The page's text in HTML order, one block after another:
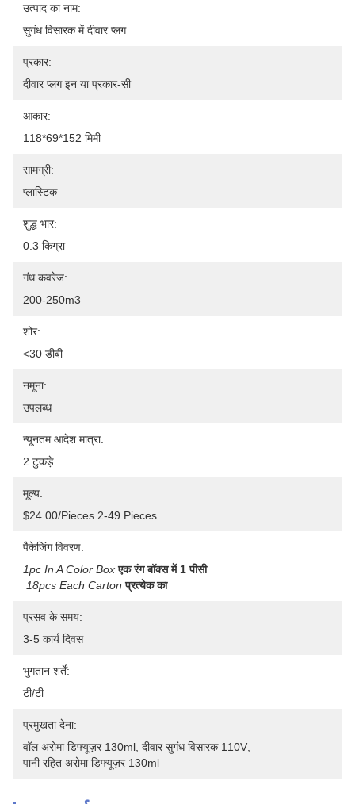
उत्पाद का नाम:
सुगंध विसारक में दीवार प्लग
प्रकार:
दीवार प्लग इन या प्रकार-सी
आकार:
118*69*152 मिमी
सामग्री:
प्लास्टिक
शुद्ध भार:
0.3 किग्रा
गंध कवरेज:
200-250m3
शोर:
<30 डीबी
नमूना:
उपलब्ध
न्यूनतम आदेश मात्रा:
2 टुकड़े
मूल्य:
$24.00/pieces 2-49 Pieces
पैकेजिंग विवरण:
1pc In A Color Box एक रंग बॉक्स में 1 पीसी
18pcs Each Carton प्रत्येक का
प्रसव के समय:
3-5 कार्य दिवस
भुगतान शर्तें:
टी/टी
प्रमुखता देना:
वॉल अरोमा डिफ्यूज़र 130ml दीवार सुगंध विसारक 110V
पानी रहित अरोमा डिफ्यूज़र 130ml